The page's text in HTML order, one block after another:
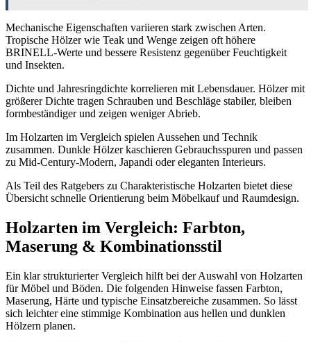
Mechanische Eigenschaften variieren stark zwischen Arten.
Tropische Hölzer wie Teak und Wenge zeigen oft höhere
BRINELL-Werte und bessere Resistenz gegenüber Feuchtigkeit
und Insekten.
Dichte und Jahresringdichte korrelieren mit Lebensdauer. Hölzer mit
größerer Dichte tragen Schrauben und Beschläge stabiler, bleiben
formbeständiger und zeigen weniger Abrieb.
Im Holzarten im Vergleich spielen Aussehen und Technik
zusammen. Dunkle Hölzer kaschieren Gebrauchsspuren und passen
zu Mid-Century-Modern, Japandi oder eleganten Interieurs.
Als Teil des Ratgebers zu Charakteristische Holzarten bietet diese
Übersicht schnelle Orientierung beim Möbelkauf und Raumdesign.
Holzarten im Vergleich: Farbton,
Maserung & Kombinationsstil
Ein klar strukturierter Vergleich hilft bei der Auswahl von Holzarten
für Möbel und Böden. Die folgenden Hinweise fassen Farbton,
Maserung, Härte und typische Einsatzbereiche zusammen. So lässt
sich leichter eine stimmige Kombination aus hellen und dunklen
Hölzern planen.